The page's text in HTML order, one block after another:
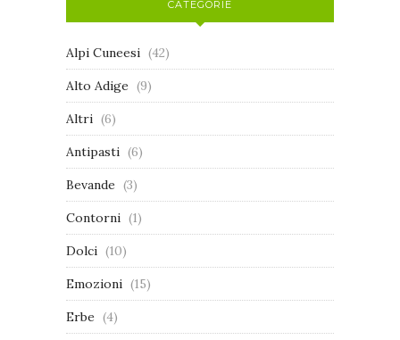
CATEGORIE
Alpi Cuneesi (42)
Alto Adige (9)
Altri (6)
Antipasti (6)
Bevande (3)
Contorni (1)
Dolci (10)
Emozioni (15)
Erbe (4)